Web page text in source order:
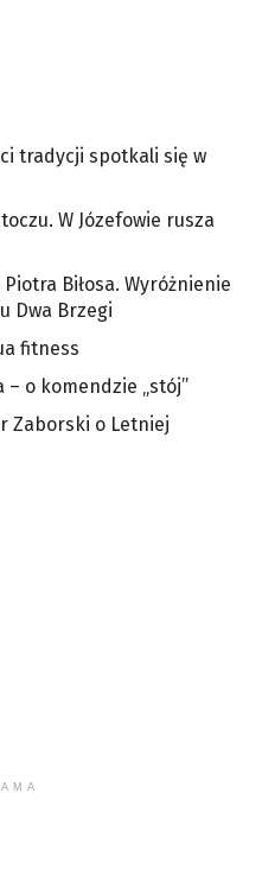
tradycji spotkali się w
W Józefowie rusza
Biłosa. Wyróżnienie
Dwa Brzegi
fitness
– o komendzie „stój”
Zaborski o Letniej